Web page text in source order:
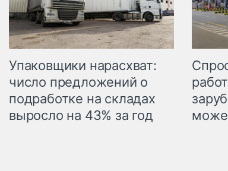
Упаковщики нарасхват:
число предложений о
подработке на складах
выросло на 43% за год